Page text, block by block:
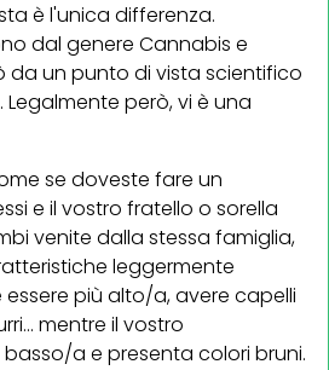
è l'unica differenza.
dal genere Cannabis e
da un punto di vista scientifico
però, vi è una
se doveste fare un
e il vostro fratello o sorella
venite dalla stessa famiglia,
leggermente
più alto/a, avere capelli
mentre il vostro
a e presenta colori bruni.